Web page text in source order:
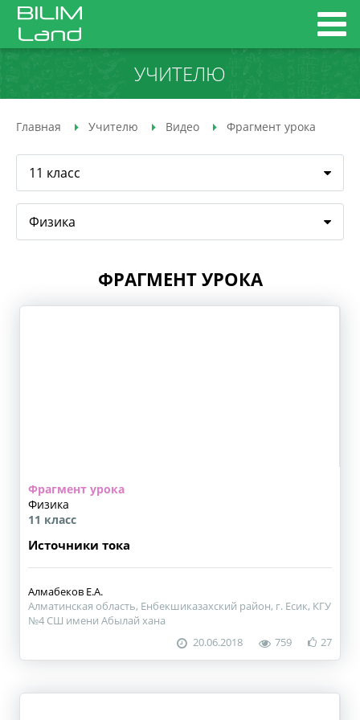
УЧИТЕЛЮ
Главная Учителю Видео Фрагмент урока
11 класс
Физика
ФРАГМЕНТ УРОКА
Фрагмент урока
Физика
11 класс
Источники тока
Алмабеков Е.А.
Алматинская область, Енбекшиказахский район, г. Есик, КГУ
№4 СШ имени Абылай хана
20.06.2018
759 27